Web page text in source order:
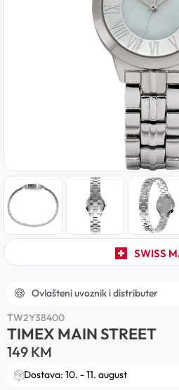
SWISS
Ovlašteni uvoznik i distributer
TW2Y38400
TIMEX MAIN STREET
149 KM
Dostava: 10. - 11. august